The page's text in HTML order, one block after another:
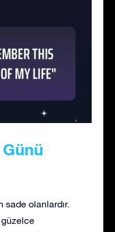
sade olanlardır.
güzelce